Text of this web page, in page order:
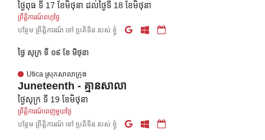
ថ្ងៃពុធ ទី 17 ខែមិថុនា ដល់ថ្ងៃទី 18 ខែមិថុនា
ព្រឹត្តិការណ៍ពហុថ្ងៃ
បន្ថែម ព្រឹត្តិការណ៍ ទៅ ប្រតិទិន របស់ ខ្ញុំ
ថ្ងៃ សុក្រ ទី ១៩ ខែ មិថុនា
Utica ស្រុកសាលាក្រុង
Juneteenth - គ្មានសាលា
ថ្ងៃសុក្រ ទី 19 ខែមិថុនា
ព្រឹត្តិការណ៍ពេញមួយថ្ងៃ
បន្ថែម ព្រឹត្តិការណ៍ ទៅ ប្រតិទិន របស់ ខ្ញុំ